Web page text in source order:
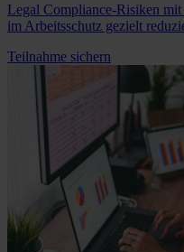
Legal Compliance-Risiken
im Arbeitsschutz gezielt
Teilnahme sichern